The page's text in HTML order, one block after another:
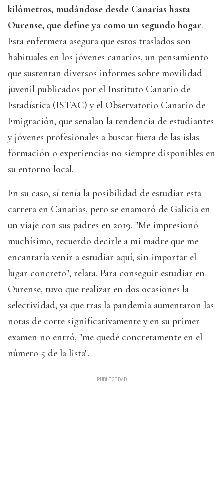
kilómetros, mudándose desde Canarias hasta
Ourense, que define ya como un segundo hogar.
Esta enfermera asegura que estos traslados son
habituales en los jóvenes canarios, un pensamiento
que sustentan diversos informes sobre movilidad
juvenil publicados por el Instituto Canario de
Estadística (ISTAC) y el Observatorio Canario de
Emigración, que señalan la tendencia de estudiantes
y jóvenes profesionales a buscar fuera de las islas
formación o experiencias no siempre disponibles en
su entorno local.
En su caso, sí tenía la posibilidad de estudiar esta
carrera en Canarias, pero se enamoró de Galicia en
un viaje con sus padres en 2019. "Me impresionó
muchísimo, recuerdo decirle a mi madre que me
encantaría venir a estudiar aquí, sin importar el
lugar concreto", relata. Para conseguir estudiar en
Ourense, tuvo que realizar en dos ocasiones la
selectividad, ya que tras la pandemia aumentaron las
notas de corte significativamente y en su primer
examen no entró, "me quedé concretamente en el
número 5 de la lista".